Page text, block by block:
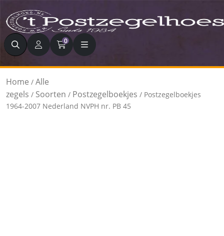
Zoeken 0
Home / Alle
zegels / Soorten / Postzegelboekjes / Postzegelboekjes
1964-2007 Nederland NVPH nr. PB 45